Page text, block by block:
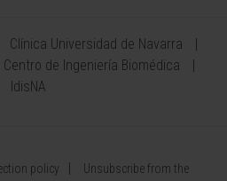
Clínica Universidad de Navarra
Centro de Ingeniería Biomédica
IdisNA
policy Unsubscribe from the